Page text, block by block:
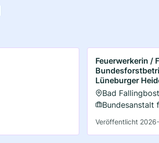
Feuerwerkerin /
Lüneburger
Bad
Bundesanstalt
Veröffentlicht